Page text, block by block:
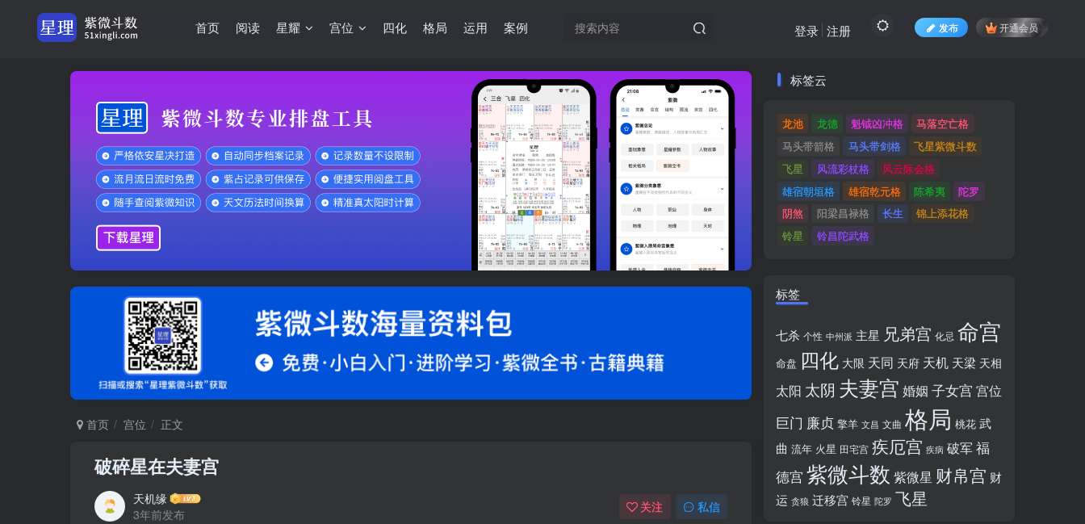
首页 阅读 星耀 宫位 四化 格局 运用 案例 发布 开通会员
登录 注册
首页 宫位 正文
破碎星在夫妻宫
天机缘
3年前发布
关注 私信
标签云
龙池 龙德 魁钺凶冲格
马落空亡格
马头带箭格
马头带剑格
飞星紫微斗数
飞星
风流彩杖格
风云际会格
雄宿朝垣格
雄宿乾元格 陈希夷
陀罗
阴煞
阳梁昌禄格 长生
锦上添花格
铃星
铃昌陀武格
标签云
龙池 龙德 魁钺凶冲格
马落空亡格
马头带箭格
马头带剑格
飞星紫微斗数
飞星
风流彩杖格
风云际会格
雄宿朝垣格
雄宿乾元格 陈希夷
陀罗
阴煞
阳梁昌禄格 长生
锦上添花格
铃星
铃昌陀武格
标签
七杀 个性 中州派 主星 兄弟宫 化忌 命宫
命盘 四化 大限 天同 天府 天机 天梁 天相
太阳 太阴 夫妻宫 婚姻 子女宫 宫位
巨门 廉贞 擎羊 文昌 文曲 格局 桃花 武
曲 流年 火星 田宅宫 疾厄宫 疾病 破军福
德宫 紫微斗数 紫微星 财帛宫 财
运 贪狼 迁移宫 铃星 陀罗 飞星